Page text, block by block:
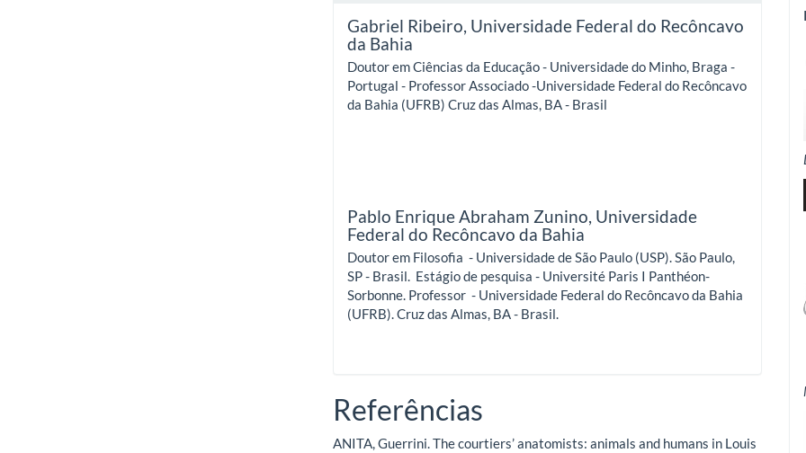
Gabriel Ribeiro, Universidade Federal do Recôncavo
da Bahia
Doutor em Ciências da Educação - Universidade do Minho, Braga -
Portugal - Professor Associado -Universidade Federal do Recôncavo
da Bahia (UFRB) Cruz das Almas, BA - Brasil
Pablo Enrique Abraham Zunino, Universidade
Federal do Recôncavo da Bahia
Doutor em Filosofia - Universidade de São Paulo (USP). São Paulo,
SP - Brasil. Estágio de pesquisa - Université Paris I Panthéon-
Sorbonne. Professor - Universidade Federal do Recôncavo da Bahia
(UFRB). Cruz das Almas, BA - Brasil.
Referências
ANITA, Guerrini. The courtiers’ anatomists: animals and humans in Louis